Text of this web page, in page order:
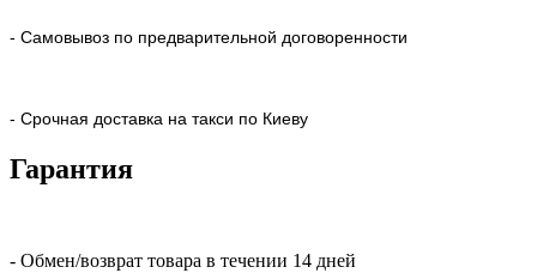
- Самовывоз по предварительной договоренности
- Срочная доставка на такси по Киеву
Гарантия
- Обмен/возврат товара в течении 14 дней